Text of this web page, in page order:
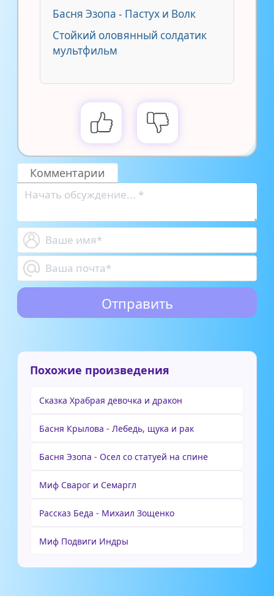
Басня Эзопа - Пастух и Волк
Стойкий оловянный солдатик
мультфильм
Комментарии
Похожие произведения
Сказка Храбрая девочка и дракон
Басня Крылова - Лебедь, щука и рак
Басня Эзопа - Осел со статуей на спине
Миф Сварог и Семаргл
Рассказ Беда - Михаил Зощенко
Миф Подвиги Индры